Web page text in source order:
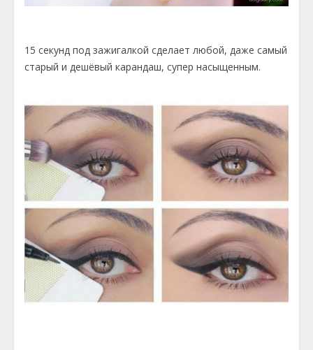
15 секунд под зажигалкой сделает любой, даже самый
старый и дешёвый карандаш, супер насыщенным.